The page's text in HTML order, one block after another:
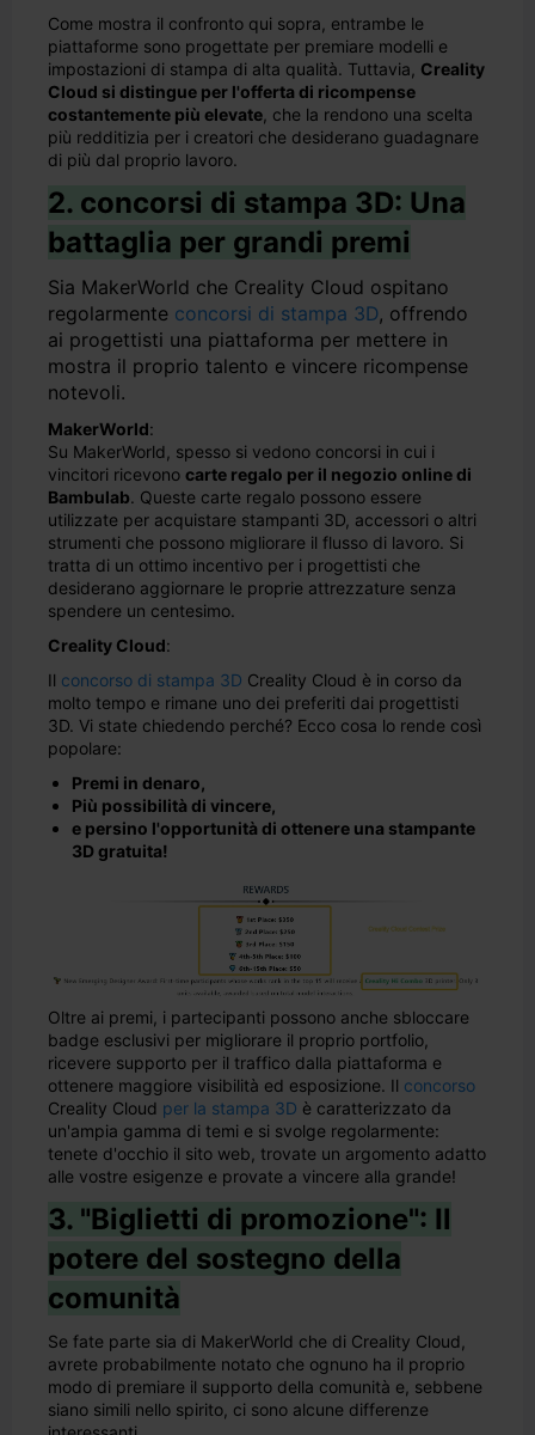
Come mostra il confronto qui sopra, entrambe le
piattaforme sono progettate per premiare modelli e
impostazioni di stampa di alta qualità. Tuttavia, Creality
Cloud si distingue per l'offerta di ricompense
costantemente più elevate , che la rendono una scelta
più redditizia per i creatori che desiderano guadagnare
di più dal proprio lavoro.
2. concorsi di stampa 3D: Una
battaglia per grandi premi
Sia MakerWorld che Creality Cloud ospitano
regolarmente concorsi di stampa 3D, offrendo
ai progettisti una piattaforma per mettere in
mostra il proprio talento e vincere ricompense
notevoli.
MakerWorld:
Su MakerWorld, spesso si vedono concorsi in cui i
vincitori ricevono carte regalo per il negozio online di
Bambulab. Queste carte regalo possono essere
utilizzate per acquistare stampanti 3D, accessori o altri
strumenti che possono migliorare il flusso di lavoro. Si
tratta di un ottimo incentivo per i progettisti che
desiderano aggiornare le proprie attrezzature senza
spendere un centesimo.
Creality Cloud:
Il concorso di stampa 3D Creality Cloud è in corso da
molto tempo e rimane uno dei preferiti dai progettisti
3D. Vi state chiedendo perché? Ecco cosa lo rende così
popolare:
Premi in denaro,
Più possibilità di vincere,
e persino l'opportunità di ottenere una stampante
3D gratuita!
Oltre ai premi, i partecipanti possono anche sbloccare
badge esclusivi per migliorare il proprio portfolio,
ricevere supporto per il traffico dalla piattaforma e
ottenere maggiore visibilità ed esposizione. Il concorso
Creality Cloud per la stampa 3D è caratterizzato da
un'ampia gamma di temi e si svolge regolarmente:
tenete d'occhio il sito web, trovate un argomento adatto
alle vostre esigenze e provate a vincere alla grande!
3. "Biglietti di promozione": Il
potere del sostegno della
comunità
Se fate parte sia di MakerWorld che di Creality Cloud,
avrete probabilmente notato che ognuno ha il proprio
modo di premiare il supporto della comunità e, sebbene
siano simili nello spirito, ci sono alcune differenze